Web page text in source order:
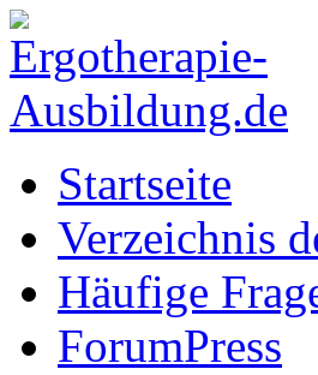
Startseite
Verzeichnis
Häufige
ForumPress